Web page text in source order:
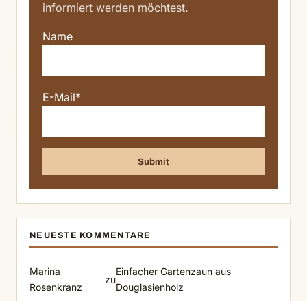
informiert werden möchtest.
Name
E-Mail*
NEUESTE KOMMENTARE
Marina
Rosenkranz
zu
Einfacher Gartenzaun aus
Douglasienholz